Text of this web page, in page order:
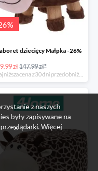
%
dziecięcy Małpka -26%
zł147.99 zł*
z naszych
były zapisywane na
Więcej